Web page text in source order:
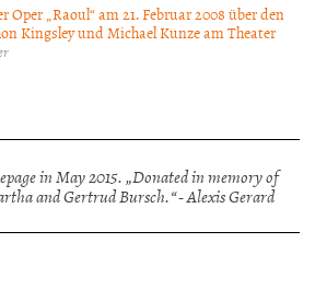
„Raoul“ am 21. Februar 2008 über den
Kingsley und Michael Kunze am Theater
in May 2015. „Donated in memory of
and Gertrud Bursch.“ - Alexis Gerard